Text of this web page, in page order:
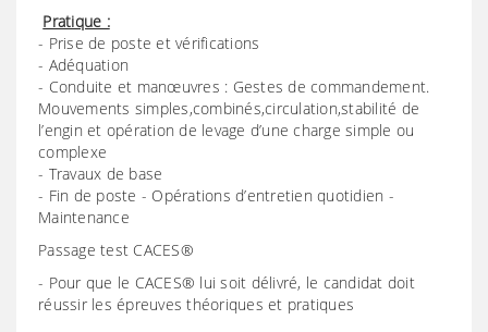
Pratique :
- Prise de poste et vérifications
- Adéquation
- Conduite et manœuvres : Gestes de commandement.
Mouvements simples,combinés,circulation,stabilité de
l’engin et opération de levage d’une charge simple ou
complexe
- Travaux de base
- Fin de poste - Opérations d’entretien quotidien -
Maintenance
Passage test CACES®
- Pour que le CACES® lui soit délivré, le candidat doit
réussir les épreuves théoriques et pratiques